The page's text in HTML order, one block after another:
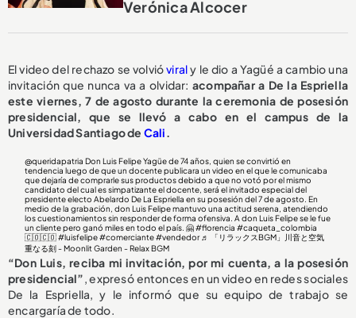
Verónica Alcocer
El video del rechazo se volvióviraly le dio a Yagüé a cambio una
invitación que nunca va a olvidar: acompañar a De la Espriella
este viernes, 7 de agosto durante la ceremonia de posesión
presidencial, que se llevó a cabo en el campus de la
Universidad Santiago de Cali.
@queridapatria Don Luis Felipe Yagüe de 74 años, quien se convirtió en
tendencia luego de que un docente publicara un video en el que le comunicaba
que dejaría de comprarle sus productos debido a que no votó por el mismo
candidato del cual es simpatizante el docente, será el invitado especial del
presidente electo Abelardo De La Espriella en su posesión del 7 de agosto. En
medio de la grabación, don Luis Felipe mantuvo una actitud serena, atendiendo
los cuestionamientos sin responder de forma ofensiva. A don Luis Felipe se le fue
un cliente pero ganó miles en todo el país. 🤗#florencia #caqueta_colombia
🇨🇴🇨🇴 #luisfelipe #comerciante #vendedor ♬ 「リラックスBGM」川音と空気
重なる刻 - Moonlit Garden - Relax BGM
“Don Luis, reciba mi invitación, por mi cuenta, a la posesión
presidencial”, expresó entonces en un video en redes sociales
De la Espriella, y le informó que su equipo de trabajo se
encargaría de todo.